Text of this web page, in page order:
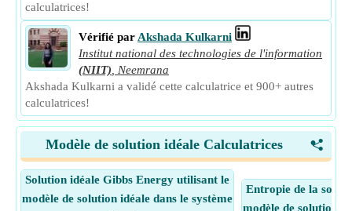
calculatrices!
Vérifié par Akshada Kulkarni
Institut national des technologies de l'information
(NIIT)
Neemrana
Akshada Kulkarni a validé cette calculatrice et 900+ autres
calculatrices!
<
Modèle de solution idéale Calculatrices
Solution idéale Gibbs Energy utilisant le
modèle de solution idéale dans le système
Entropie de la
modèle de solution